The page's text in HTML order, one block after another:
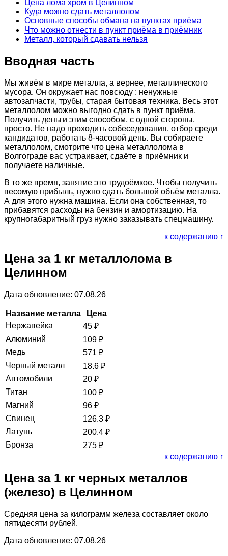
Цена лома хром в Целинном
Куда можно сдать металлолом
Основные способы обмана на пунктах приёма
Что можно отнести в пункт приёма в приёмник
Металл, который сдавать нельзя
Вводная часть
Мы живём в мире металла, а вернее, металлического
мусора. Он окружает нас повсюду : ненужные
автозапчасти, трубы, старая бытовая техника. Весь этот
металлолом можно выгодно сдать в пункт приёма.
Получить деньги этим способом, с одной стороны,
просто. Не надо проходить собеседования, отбор среди
кандидатов, работать 8-часовой день. Вы собираете
металлолом, смотрите что цена металлолома в
Волгограде вас устраивает, сдаёте в приёмник и
получаете наличные.
В то же время, занятие это трудоёмкое. Чтобы получить
весомую прибыль, нужно сдать большой объём металла.
А для этого нужна машина. Если она собственная, то
прибавятся расходы на бензин и амортизацию. На
крупногабаритный груз нужно заказывать спецмашину.
к содержанию ↑
Цена за 1 кг металлолома в
Целинном
Дата обновление: 07.08.26
Название металла
Цена
Нержавейка
45 ₽
Алюминий
109 ₽
Медь
571 ₽
Черный металл
18.6 ₽
Автомобили
20 ₽
Титан
100 ₽
Магний
96 ₽
Свинец
126.3 ₽
Латунь
200.4 ₽
Бронза
275 ₽
к содержанию ↑
Цена за 1 кг черных металлов
(железо) в Целинном
Средняя цена за килограмм железа составляет около
пятидесяти рублей.
Дата обновление: 07.08.26